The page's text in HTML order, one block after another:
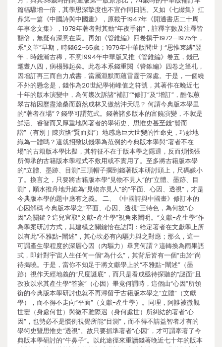
篇幅驟增一倍，其學思深摯度也不宜作同日語。又如《七綴集》扛
鼎第一篇《中國詩與中國畫》，原載于1947年《開通書店二十周
年事念文集》，1978年著者對其動“年夜手術”，註釋字數及注釋皆
翻倍，無疑有深意在焉。再如《管錐編》四卷撰于1972—1975年，
系“文革”早期，時錢62~65歲；1979年中華版問世于“思惟束縛”翌
年，時錢漸古稀，不意1994年中華版又推《管錐編》卷五，錢已
耄耋八四，病榻難起矣。此卷本系錢重閱《管錐編》四卷之筆札，
因增訂再三而自力成書，當屬淵默而蘊雷霆于深處。于是，一個繞
不外的懸念是，錢作為20世紀學術峰值之符號，其著作在晚近七
十年的版本演變中，為何幾次訴諸“補訂”“修訂”及“增訂”，酷似蔥
翠古榕因歷盡滄桑而蔚然成林又傲然沖天呢？ 何謂今典版本學里
的“著者在場”？錢學可謂范式。錢著諸多版本的富饒演變，不就是
鮮活、睿智而又厚重地與著者的學術史、思惟史甚至錢“賢而
諧”（有別于陳寅恪“賢而拙”）地感應巨大世變的性命史，巧妙地
織為一體嗎？這就招致以錢學為范例的今典版本學與“著者不在
場”的古籍版本學比擬，其特征不在于版本學之隱退，反而煩惱張
所傳承的古籍版本學程式不敷用或不實用了。至多將古籍版本學
的“立體、墨跡、目測”三頂帽子擱到錢著版本研討頭上，尺碼嫌小
了。換言之，只要將古籍版本學“見物不見人”的“立體、墨跡、目
測”，順水推舟地升維為“見物亦見人”的“平面、心因、透視”，才是
今典版本學的題中應有之義。 二、《中國詩與中國畫》修訂本的
心因解碼 今典版本學之“平面、心因、透視”三特色，為何故“心
因”為關鍵？這兒宜取“文獻-產生學”視角來闡明。“文獻-產生學”作
為學案研討方式，其建模之關鍵恰在詰問：給定著者在文獻學上所
以有此“不雅點-闡述”，其心坎必有內驅力與之對應；那么，這一
可謂產生學程度的深層心因（內驅力）畢竟何謂？這轉換為雨果語
式，即針對宇宙人生任何一個“為什么”，其背后皆有一個“由於”尚
待揭曉。于是，當你不知足于將文獻學上的“不雅點-闡述”（墨
跡）視作天經地義的“尺度謎底”，而只是看成亟待探聽的“謎面”且
孜孜以求其產生學“答案”（心因）畢竟何謂時，這個由“心因”所領
銜的今典版本學研討也就不再滯留于古籍版本學之“立體”（文獻
學），而不得不走向“平面”（文獻-產生學）。同理，阿誰被微觀
世變（身處何世）與微不雅際遇（身何處世）所糾結的著者“心
因”，也勢必不是慣例視覺所能“目測”，而不得不請益智者才有的
學術史暨思惟史“透視”。故只要抓準著者“心因”，才可謂牽著了今
典版本學研討的“牛鼻子”。以此途徑來重讀錢著晚近七十年的版本